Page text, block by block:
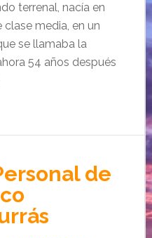
terrenal, nacía en
media, en un
se llamaba la
54 años después
de